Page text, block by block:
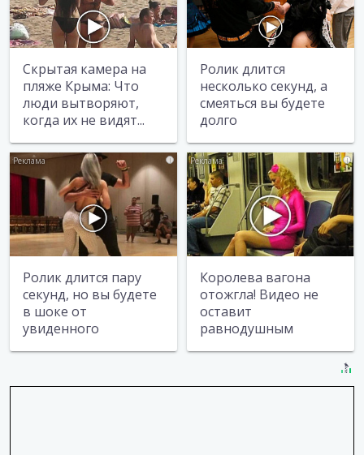
Скрытая камера на
пляже Крыма: Что
люди вытворяют,
когда их не видят...
Ролик длится
несколько секунд, а
смеяться вы будете
долго
i
Ролик длится пару
секунд, но вы будете
в шоке от
увиденного
i
Королева вагона
отожгла! Видео не
оставит
равнодушным